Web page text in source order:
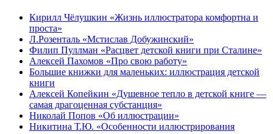
Кирилл Чёлушкин «Жизнь иллюстратора комфортна и
проста»
Л.Розенталь «Мстислав Добужинский»
Филип Пуллман «Расцвет детской книги при Сталине»
Алексей Пахомов «Про свою работу»
Большие книжки для маленьких: иллюстрация детской
книги
Алексей Копейкин «Душевное тепло в детской книге —
самая драгоценная субстанция»
Николай Попов «Об иллюстрации»
Никитина Т.Ю. «Особенности иллюстрирования